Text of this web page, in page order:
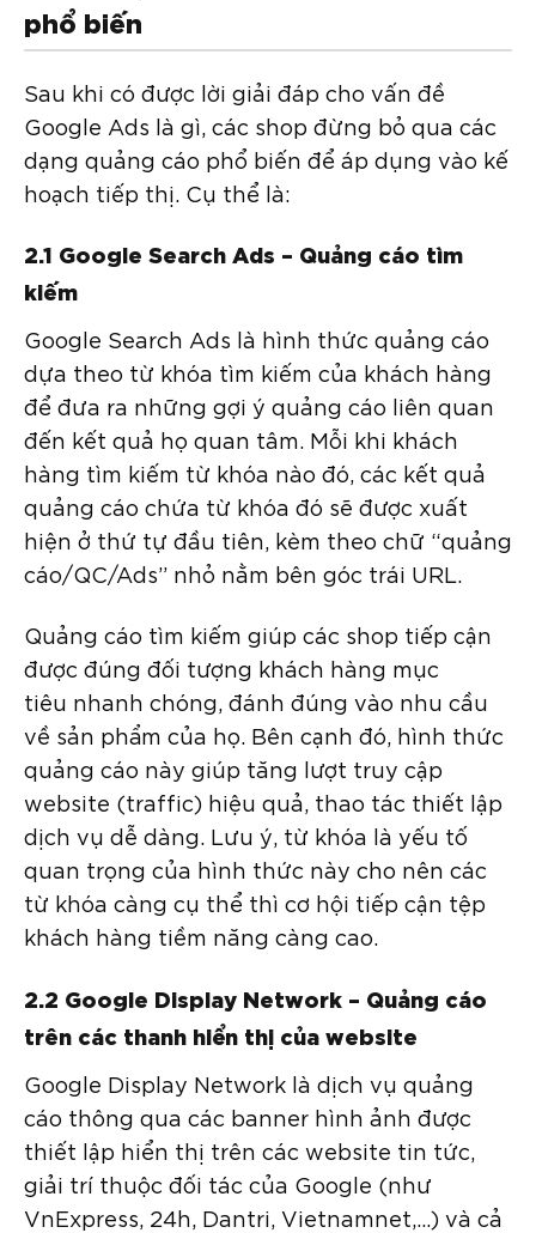
phổ biến
Sau khi có được lời giải đáp cho vấn đề
Google Ads là gì, các shop đừng bỏ qua các
dạng quảng cáo phổ biến để áp dụng vào kế
hoạch tiếp thị. Cụ thể là:
2.1 Google Search Ads – Quảng cáo tìm
kiếm
Google Search Ads là hình thức quảng cáo
dựa theo từ khóa tìm kiếm của khách hàng
để đưa ra những gợi ý quảng cáo liên quan
đến kết quả họ quan tâm. Mỗi khi khách
hàng tìm kiếm từ khóa nào đó, các kết quả
quảng cáo chứa từ khóa đó sẽ được xuất
hiện ở thứ tự đầu tiên, kèm theo chữ “quảng
cáo/QC/Ads” nhỏ nằm bên góc trái URL.
Quảng cáo tìm kiếm giúp các shop tiếp cận
được đúng đối tượng khách hàng mục
tiêu nhanh chóng, đánh đúng vào nhu cầu
về sản phẩm của họ. Bên cạnh đó, hình thức
quảng cáo này giúp tăng lượt truy cập
website (traffic) hiệu quả, thao tác thiết lập
dịch vụ dễ dàng. Lưu ý, từ khóa là yếu tố
quan trọng của hình thức này cho nên các
từ khóa càng cụ thể thì cơ hội tiếp cận tệp
khách hàng tiềm năng càng cao.
2.2 Google Display Network – Quảng cáo
trên các thanh hiển thị của website
Google Display Network là dịch vụ quảng
cáo thông qua các banner hình ảnh được
thiết lập hiển thị trên các website tin tức,
giải trí thuộc đối tác của Google (như
VnExpress, 24h, Dantri, Vietnamnet,…) và cả